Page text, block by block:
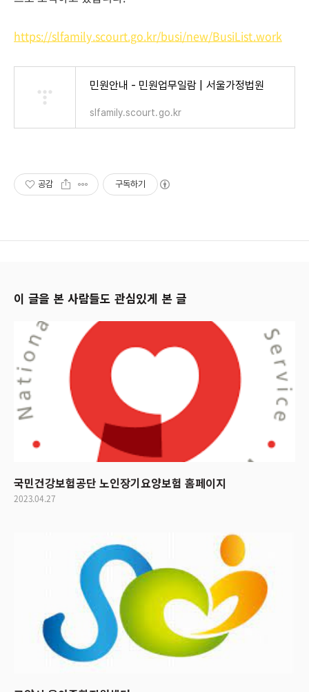
https://slfamily.scourt.go.kr/busi/new/BusiList.work
민원안내 - 민원업무일람 | 서울가정법원
slfamily.scourt.go.kr
공감 구독하기
이 글을 본 사람들도 관심있게 본 글
국민건강보험공단 노인장기요양보험 홈페이지
2023.04.27